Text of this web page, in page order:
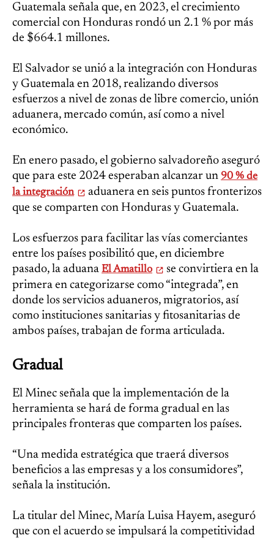
Guatemala señala que, en 2023, el crecimiento
comercial con Honduras rondó un 2.1 % por más
de $664.1 millones.
El Salvador se unió a la integración con Honduras
y Guatemala en 2018, realizando diversos
esfuerzos a nivel de zonas de libre comercio, unión
aduanera, mercado común, así como a nivel
económico.
En enero pasado, el gobierno salvadoreño aseguró
que para este 2024 esperaban alcanzar un 90 % de
la integración
aduanera en seis puntos fronterizos
que se comparten con Honduras y Guatemala.
Los esfuerzos para facilitar las vías comerciantes
entre los países posibilitó que, en diciembre
pasado, la aduana El Amatillo
se convirtiera en la
primera en categorizarse como “integrada”, en
donde los servicios aduaneros, migratorios, así
como instituciones sanitarias y fitosanitarias de
ambos países, trabajan de forma articulada.
Gradual
El Minec señala que la implementación de la
herramienta se hará de forma gradual en las
principales fronteras que comparten los países.
“Una medida estratégica que traerá diversos
beneficios a las empresas y a los consumidores”,
señala la institución.
La titular del Minec, María Luisa Hayem, aseguró
que con el acuerdo se impulsará la competitividad